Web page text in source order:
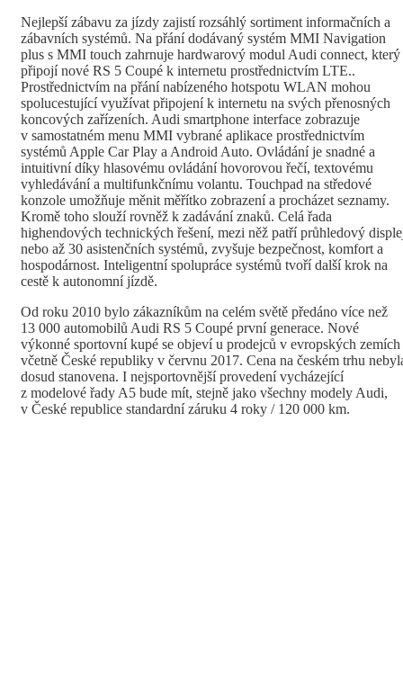
Nejlepší zábavu za jízdy zajistí rozsáhlý sortiment informačních a
zábavních systémů. Na přání dodávaný systém MMI Navigation
plus s MMI touch zahrnuje hardwarový modul Audi connect, který
připojí nové RS 5 Coupé k internetu prostřednictvím LTE..
Prostřednictvím na přání nabízeného hotspotu WLAN mohou
spolucestující využívat připojení k internetu na svých přenosných
koncových zařízeních. Audi smartphone interface zobrazuje
v samostatném menu MMI vybrané aplikace prostřednictvím
systémů Apple Car Play a Android Auto. Ovládání je snadné a
intuitivní díky hlasovému ovládání hovorovou řečí, textovému
vyhledávání a multifunkčnímu volantu. Touchpad na středové
konzole umožňuje měnit měřítko zobrazení a procházet seznamy.
Kromě toho slouží rovněž k zadávání znaků. Celá řada
highendových technických řešení, mezi něž patří průhledový
nebo až 30 asistenčních systémů, zvyšuje bezpečnost, komfort a
hospodárnost. Inteligentní spolupráce systémů tvoří další krok na
cestě k autonomní jízdě.
Od roku 2010 bylo zákazníkům na celém světě předáno více než
13 000 automobilů Audi RS 5 Coupé první generace. Nové
výkonné sportovní kupé se objeví u prodejců v evropských zemích
včetně České republiky v červnu 2017. Cena na českém trhu
dosud stanovena. I nejsportovnější provedení vycházející
z modelové řady A5 bude mít, stejně jako všechny modely Audi,
v České republice standardní záruku 4 roky / 120 000 km.